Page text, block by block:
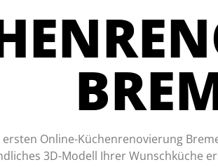
Online-Küchenrenovierung
3D-Modell Ihrer Wunschküche